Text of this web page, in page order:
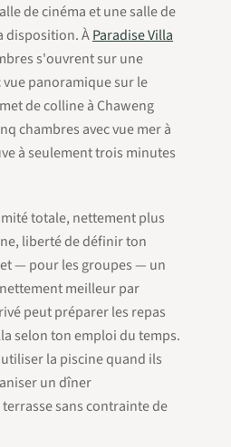
de cinéma et une salle de
disposition. ÀParadise Villa
s'ouvrent sur une
vue panoramique sur le
de colline à Chaweng
chambres avec vue mer à
à seulement trois minutes
totale, nettement plus
liberté de définir ton
— pour les groupes — un
meilleur par
peut préparer les repas
selon ton emploi du temps.
la piscine quand ils
un dîner
sans contrainte de